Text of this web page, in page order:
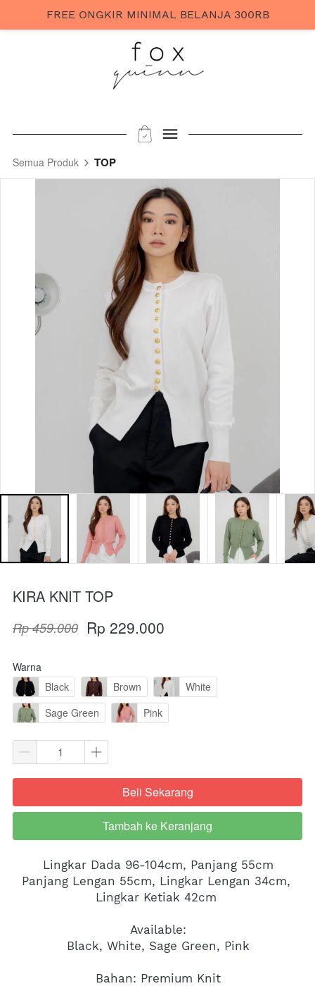
Semua Produk TOP
KIRA KNIT TOP
Rp 459.000 Rp 229.000
Warna
Black
Brown
White
Sage Green
Pink
`Beli Sekarang
`
Tambah ke Keranjang
Lingkar Dada 96-104cm, Panjang 55cm
Panjang Lengan 55cm, Lingkar Lengan 34cm,
Lingkar Ketiak 42cm
Available:
Black, White, Sage Green, Pink
Bahan: Premium Knit
FREE ONGKIR MINIMAL BELANJA 300RB